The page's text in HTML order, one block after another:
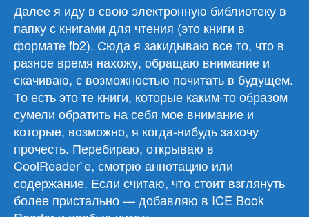
Далее я иду в свою электронную библиотеку в
папку с книгами для чтения (это книги в
формате fb2). Сюда я закидываю все то, что в
разное время нахожу, обращаю внимание и
скачиваю, с возможностью почитать в будущем.
То есть это те книги, которые каким-то образом
сумели обратить на себя мое внимание и
которые, возможно, я когда-нибудь захочу
прочесть. Перебираю, открываю в
CoolReader`e, смотрю аннотацию или
содержание. Если считаю, что стоит взглянуть
более пристально — добавляю в ICE Book